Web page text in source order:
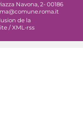
Navona, 2- 00186
de la
/XML-rss